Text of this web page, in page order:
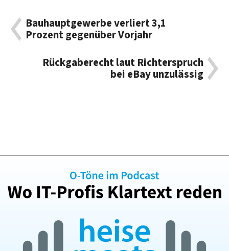
Bauhauptgewerbe verliert 3,1
Prozent gegenüber Vorjahr
Rückgaberecht laut Richterspruch
bei eBay unzulässig